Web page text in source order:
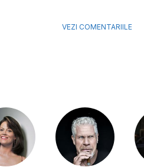
VEZI COMENTARIILE